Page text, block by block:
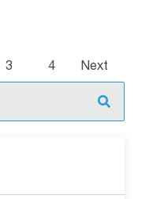
gian hàng của
3 4 Next